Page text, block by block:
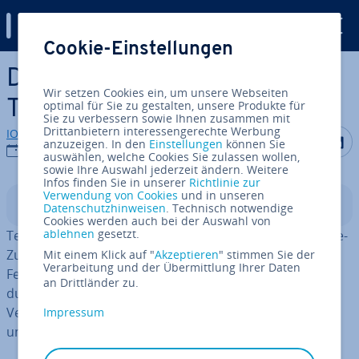
Zum Haupt­in­halt springen
Die 8 besten Al­ter­na­ti­ven zu
Team­View­er
IONOS Redaktion
28.07.2026
Auf Auf
In­halts­ver­zeich­nis
Team­View­er ist eine Software für Fern­zu­griff und Online-
Zu­sam­men­ar­beit. Sie er­mög­licht es, Computer aus der
Ferne zu steuern, Support zu leisten oder Meetings
durch­zu­füh­ren. Je nach Einsatz stehen Al­ter­na­ti­ven zur
Verfügung, die sich deutlich in Per­for­mance, Si­cher­heit
und Funk­ti­ons­um­fang un­ter­schei­den.
Cookie-Einstellungen
Wir setzen Cookies ein, um unsere Webseiten
optimal für Sie zu gestalten, unsere Produkte für
Sie zu verbessern sowie Ihnen zusammen mit
Drittanbietern interessengerechte Werbung
anzuzeigen. In den Einstellungen können Sie
auswählen, welche Cookies Sie zulassen wollen,
sowie Ihre Auswahl jederzeit ändern. Weitere
Infos finden Sie in unserer Richtlinie zur
Verwendung von Cookies und in unseren
Datenschutzhinweisen. Technisch notwendige
Cookies werden auch bei der Auswahl von
ablehnen gesetzt.
Mit einem Klick auf "Akzeptieren" stimmen Sie der
Verarbeitung und der Übermittlung Ihrer Daten
an Drittländer zu.
Impressum